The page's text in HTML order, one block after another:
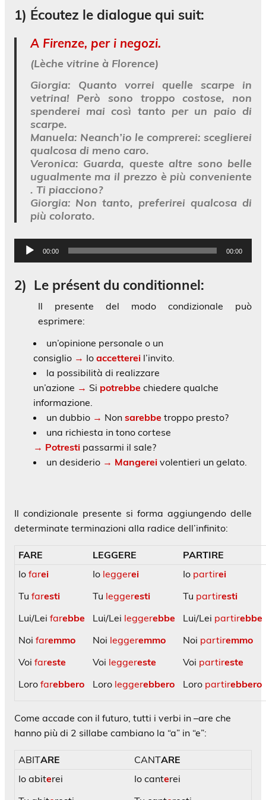
1) Écoutez le dialogue qui suit:
A Firenze, per i negozi.
(Lèche vitrine à Florence)
Giorgia: Quanto vorrei quelle scarpe in
vetrina! Però sono troppo costose, non
spenderei mai così tanto per un paio di
scarpe.
Manuela: Neanch’io le comprerei: sceglierei
qualcosa di meno caro.
Veronica: Guarda, queste altre sono belle
ugualmente ma il prezzo è più conveniente
. Ti piacciono?
Giorgia: Non tanto, preferirei qualcosa di
più colorato.
Lecteur
audio00:00 00:00
2) Le présent du conditionnel:
Il presente del modo condizionale può
esprimere:
un’opinione personale o un
consiglio → Io accetterei l’invito.
la possibilità di realizzare
un’azione → Si potrebbe chiedere qualche
informazione.
un dubbio → Non sarebbe troppo presto?
una richiesta in tono cortese
→ Potresti passarmi il sale?
un desiderio → Mangerei volentieri un gelato.
Il condizionale presente si forma aggiungendo delle
determinate terminazioni alla radice dell’infinito:
FARE LEGGERE
PARTIRE
Io farei
Tufaresti
Lui/Leifarebbe
Noifaremmo
Voifareste
Lorofarebbero
Io leggerei
Tu leggeresti
Lui/Lei leggerebbe
Noi leggeremmo
Voi leggereste
Loro leggerebbero
Io partirei
Tu partiresti
Lui/Lei partirebbe
Noi partiremmo
Voi partireste
Loro partirebbero
Come accade con il futuro, tutti i verbi in –are che
hanno più di 2 sillabe cambiano la “a” in “e”:
ABITARE CANTARE
Io abiterei
Io canterei